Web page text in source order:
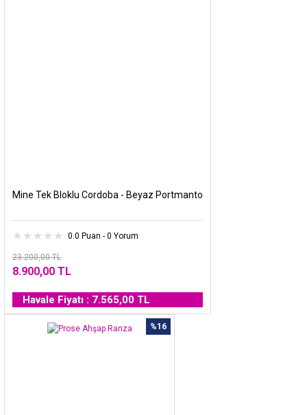
Mine Tek Bloklu Cordoba - Beyaz Portmanto
0.0 Puan - 0 Yorum
23.200,00 TL
8.900,00 TL
Havale Fiyatı : 7.565,00 TL
%16